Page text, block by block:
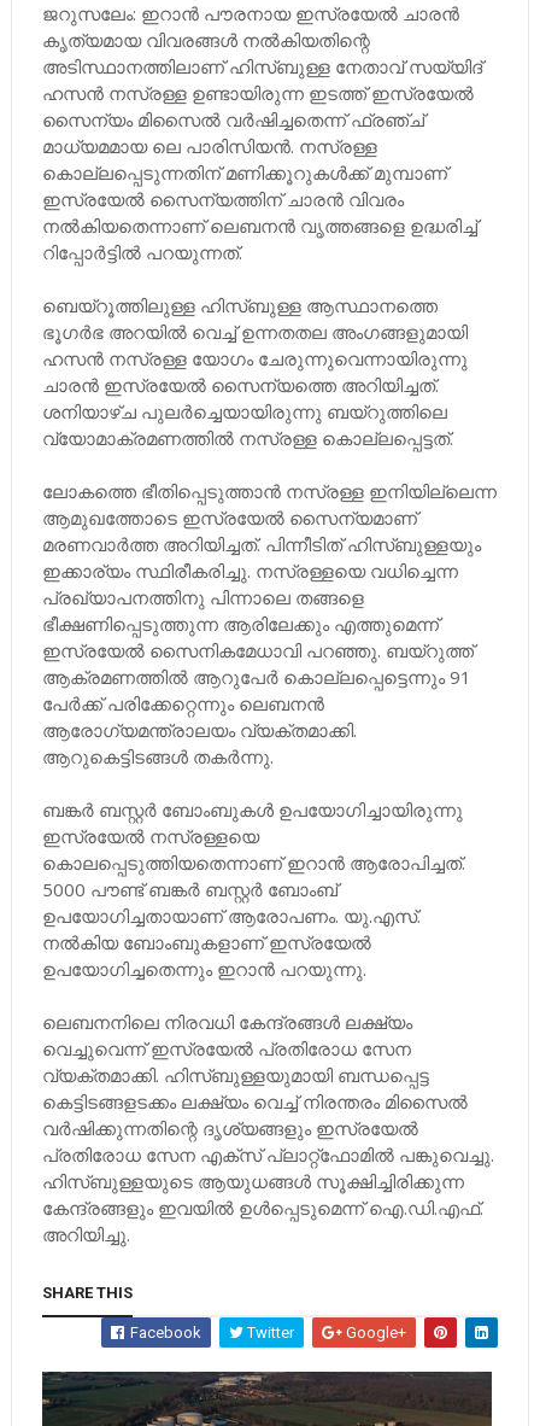
ജറുസലേം: ഇറാൻ പൗരനായ ഇസ്രയേൽ ചാരൻ
കൃത്യമായ വിവരങ്ങൾ നൽകിയതിന്റെ
അടിസ്ഥാനത്തിലാണ് ഹിസ്ബുള്ള നേതാവ് സയ്യിദ്
ഹസൻ നസ്രള്ള ഉണ്ടായിരുന്ന ഇടത്ത് ഇസ്രയേൽ
സൈന്യം മിസൈൽ വർഷിച്ചതെന്ന് ഫ്രഞ്ച്
മാധ്യമമായ ലെ പാരിസിയൻ. നസ്രള്ള
കൊല്ലപ്പെടുന്നതിന് മണിക്കൂറുകൾക്ക് മുമ്പാണ്
ഇസ്രയേൽ സൈന്യത്തിന് ചാരൻ വിവരം
നൽകിയതെന്നാണ് ലെബനൻ വൃത്തങ്ങളെ ഉദ്ധരിച്ച്
റിപ്പോർട്ടിൽ പറയുന്നത്.
ബെയ്റൂത്തിലുള്ള ഹിസ്ബുള്ള ആസ്ഥാനത്തെ
ഭൂഗർഭ അറയിൽ വെച്ച് ഉന്നതതല അംഗങ്ങളുമായി
ഹസൻ നസ്രള്ള യോഗം ചേരുന്നുവെന്നായിരുന്നു
ചാരൻ ഇസ്രയേൽ സൈന്യത്തെ അറിയിച്ചത്.
ശനിയാഴ്ച പുലർച്ചെയായിരുന്നു ബയ്റുത്തിലെ
വ്യോമാക്രമണത്തിൽ നസ്രള്ള കൊല്ലപ്പെട്ടത്.
ലോകത്തെ ഭീതിപ്പെടുത്താൻ നസ്രള്ള ഇനിയില്ലെന്ന
ആമുഖത്തോടെ ഇസ്രയേൽ സൈന്യമാണ്
മരണവാർത്ത അറിയിച്ചത്. പിന്നീടിത് ഹിസ്ബുള്ളയും
ഇക്കാര്യം സ്ഥിരീകരിച്ചു. നസ്രള്ളയെ വധിച്ചെന്ന
പ്രഖ്യാപനത്തിനു പിന്നാലെ തങ്ങളെ
ഭീക്ഷണിപ്പെടുത്തുന്ന ആരിലേക്കും എത്തുമെന്ന്
ഇസ്രയേൽ സൈനികമേധാവി പറഞ്ഞു. ബയ്റുത്ത്
ആക്രമണത്തിൽ ആറുപേർ കൊല്ലപ്പെട്ടെന്നും 91
പേർക്ക് പരിക്കേറ്റെന്നും ലെബനൻ
ആരോഗ്യമന്ത്രാലയം വ്യക്തമാക്കി.
ആറുകെട്ടിടങ്ങൾ തകർന്നു.
ബങ്കർ ബസ്റ്റർ ബോംബുകൾ ഉപയോഗിച്ചായിരുന്നു
ഇസ്രയേൽ നസ്രള്ളയെ
കൊലപ്പെടുത്തിയതെന്നാണ് ഇറാൻ ആരോപിച്ചത്.
5000 പൗണ്ട് ബങ്കർ ബസ്റ്റർ ബോംബ്
ഉപയോഗിച്ചതായാണ് ആരോപണം. യു.എസ്.
നൽകിയ ബോംബുകളാണ് ഇസ്രയേൽ
ഉപയോഗിച്ചതെന്നും ഇറാൻ പറയുന്നു.
ലെബനനിലെ നിരവധി കേന്ദ്രങ്ങൾ ലക്ഷ്യം
വെച്ചുവെന്ന് ഇസ്രയേൽ പ്രതിരോധ സേന
വ്യക്തമാക്കി. ഹിസ്ബുള്ളയുമായി ബന്ധപ്പെട്ട
കെട്ടിടങ്ങളടക്കം ലക്ഷ്യം വെച്ച് നിരന്തരം മിസൈൽ
വർഷിക്കുന്നതിന്റെ ദൃശ്യങ്ങളും ഇസ്രയേൽ
പ്രതിരോധ സേന എക്സ് പ്ലാറ്റ്ഫോമിൽ പങ്കുവെച്ചു.
ഹിസ്ബുള്ളയുടെ ആയുധങ്ങൾ സൂക്ഷിച്ചിരിക്കുന്ന
കേന്ദ്രങ്ങളും ഇവയിൽ ഉൾപ്പെടുമെന്ന് ഐ.ഡി.എഫ്.
അറിയിച്ചു.
SHARE THIS
Facebook Twitter Google+